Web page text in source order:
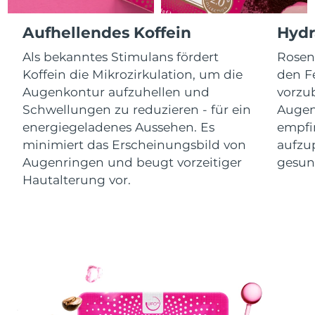
Aufhellendes Koffein
Als bekanntes Stimulans fördert
Koffein die Mikrozirkulation, um die
Augenkontur aufzuhellen und
Schwellungen zu reduzieren - für ein
energiegeladenes Aussehen. Es
minimiert das Erscheinungsbild von
Augenringen und beugt vorzeitiger
Hautalterung vor.
den
10/08/2026
Israel
Erwartete Lieferung
Italien
Erwartete Lieferung
08/08/2026
Japan
Erwartete Lieferung
11/08/2026
Jersey
Erwartete Lieferung
Lettland
Erwartete Lieferung
08/08/2026